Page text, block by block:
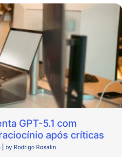
GPT-5.1 com
após críticas
by Rodrigo Rosalin